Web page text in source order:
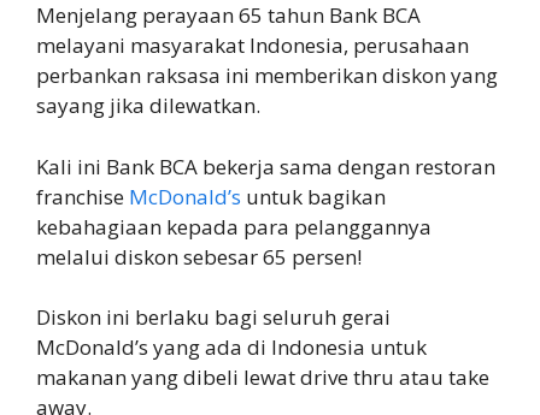
Menjelang perayaan 65 tahun Bank BCA
melayani masyarakat Indonesia, perusahaan
perbankan raksasa ini memberikan diskon yang
sayang jika dilewatkan.
Kali ini Bank BCA bekerja sama dengan restoran
franchise McDonald’s untuk bagikan
kebahagiaan kepada para pelanggannya
melalui diskon sebesar 65 persen!
Diskon ini berlaku bagi seluruh gerai
McDonald’s yang ada di Indonesia untuk
makanan yang dibeli lewat drive thru atau take
away.